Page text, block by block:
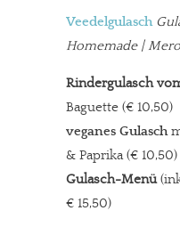
Veedelgulasch
Homemade |
Rindergulasch
Baguette (€ 10,50)
veganes Gulasch
& Paprika(€ 10,50)
Gulasch-Menü
€ 15,50)